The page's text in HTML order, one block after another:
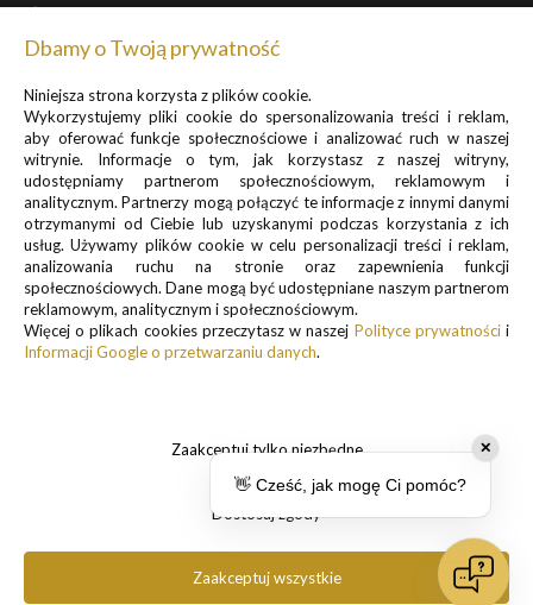
+48 699 577 774
pon - pt: 8:00 - 17:30
Formularz kontaktowy
sklep@pancernik.eu
Lotnicza 35A
63-400 Ostrów Wielkopolski
Zapisz się do newslettera, by otrzymywać informacje o
promocjach i nowościach
Informacje o przetwarzaniu danych osobowych znajdują się w pkt.
1 i 3
✕
👋 Cześć, jak mogę Ci pomóc?
Dbamy o Twoją prywatność
Niniejsza strona korzysta z plików cookie.
Wykorzystujemy pliki cookie do spersonalizowania treści i reklam,
aby oferować funkcje społecznościowe i analizować ruch w naszej
witrynie. Informacje o tym, jak korzystasz z naszej witryny,
udostępniamy partnerom społecznościowym, reklamowym i
analitycznym. Partnerzy mogą połączyć te informacje z innymi danymi
otrzymanymi od Ciebie lub uzyskanymi podczas korzystania z ich
usług. Używamy plików cookie w celu personalizacji treści i reklam,
analizowania ruchu na stronie oraz zapewnienia funkcji
społecznościowych. Dane mogą być udostępniane naszym partnerom
reklamowym, analitycznym i społecznościowym.
Więcej o plikach cookies przeczytasz w naszej Polityce prywatnościi
Informacji Google o przetwarzaniu danych.
Zaakceptuj tylko niezbędne
Dostosuj zgody
Zaakceptuj wszystkie